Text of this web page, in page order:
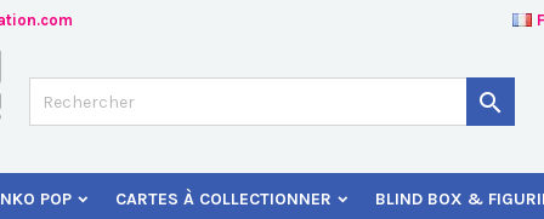

POP CARTES À COLLECTIONNER BLIND BOX &
à ma liste d'envies
une nouvelle liste
une liste d'envies
devez être connecté pour ajouter des produits à votre liste d'envies.
Annuler